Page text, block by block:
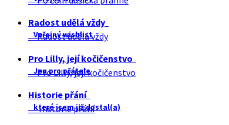
Radost udělá vždy
Veřejný wishlist
Radost udělá vždy
Pro Lilly, její kočičenstvo
Jen pro přátele
Pro Lilly, její kočičenstvo
Historie přání
které jsem již dostal(a)
Historie přání